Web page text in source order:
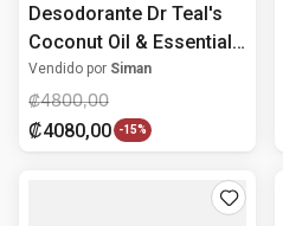
Desodorante Dr Teal's
Coconut Oil & Essential
Oils
Vendido por Siman
₡4800,00
₡4080,00 -15%